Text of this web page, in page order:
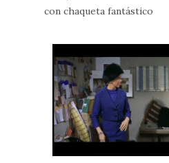
con chaqueta fantástico